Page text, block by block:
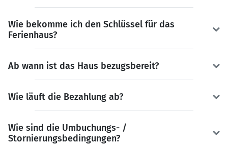
Wie bekomme ich den Schlüssel für das
Ferienhaus?
Ab wann ist das Haus bezugsbereit?
Wie läuft die Bezahlung ab?
Wie sind die Umbuchungs- /
Stornierungsbedingungen?